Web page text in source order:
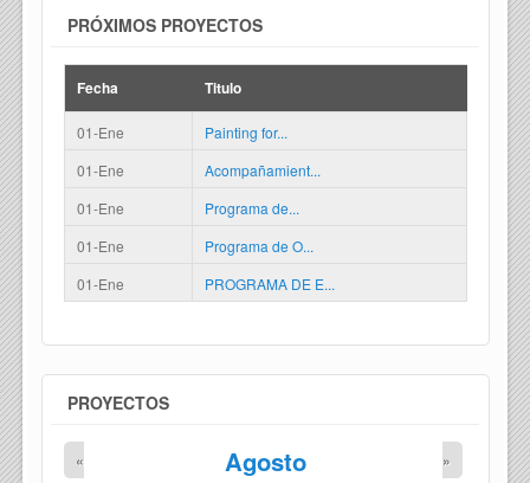
PRÓXIMOS PROYECTOS
Fecha Titulo
01-Ene
Painting for...
01-Ene
Acompañamient...
01-Ene
Programa de...
01-Ene
Programa de O...
01-Ene
PROGRAMA DE E...
PROYECTOS
Agosto
« »